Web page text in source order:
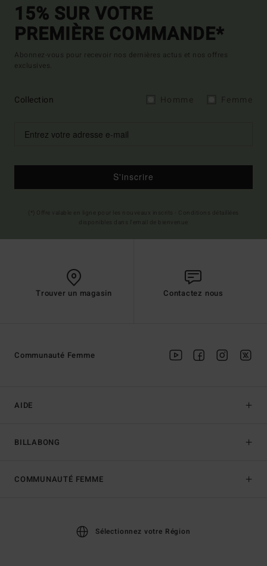
15% SUR VOTRE
PREMIÈRE COMMANDE*
Abonnez-vous pour recevoir nos dernières actus et nos offres
exclusives.
Collection
S'inscrire
Trouver un magasin Contactez nous
AIDE
BILLABONG
Communauté Femme
COMMUNAUTÉ FEMME
Sélectionnez votre Région